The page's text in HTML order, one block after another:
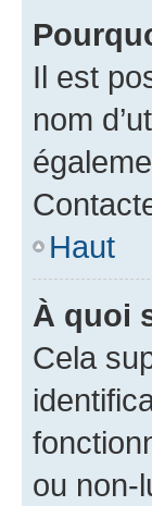
Il est
nom
Haut
À quoi
Cela
ou non-